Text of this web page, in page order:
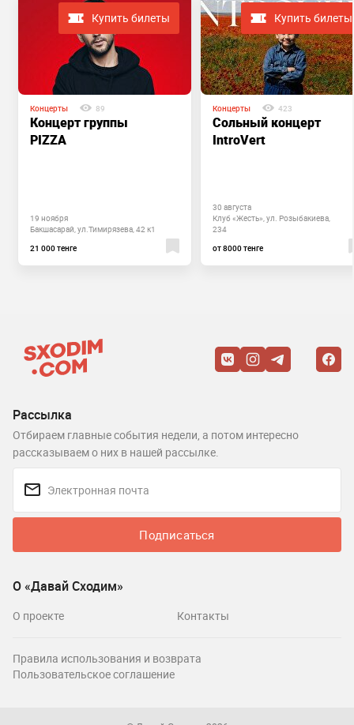
Купить билеты
Концерты 89
Концерт группы
PIZZA
19 ноября
Бакшасарай, ул.Тимирязева, 42 к1
21 000 тенге
Купить билеты
Концерты 423
Сольный концерт
IntroVert
30 августа
Клуб «Жесть», ул. Розыбакиева,
234
от 8000 тенге
Рассылка
Отбираем главные события недели, а потом интересно
рассказываем о них в нашей рассылке.
Подписаться
О «Давай Сходим»
О проекте Контакты
Правила использования и возврата
Пользовательское соглашение